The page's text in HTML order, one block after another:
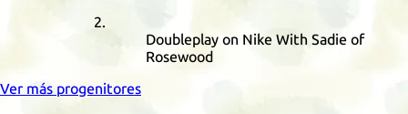
Doubleplay on Nike With Sadie of
Rosewood
Ver más progenitores